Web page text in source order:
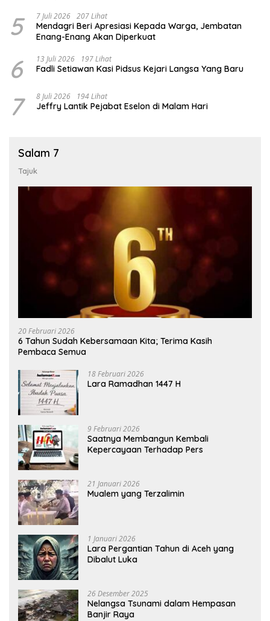
5 7 Juli 2026 207 Lihat
Mendagri Beri Apresiasi Kepada Warga, Jembatan
Enang-Enang Akan Diperkuat
6 13 Juli 2026 197 Lihat
Fadli Setiawan Kasi Pidsus Kejari Langsa Yang Baru
7 8 Juli 2026 194 Lihat
Jeffry Lantik Pejabat Eselon di Malam Hari
Salam 7
Tajuk
20 Februari 2026
6 Tahun Sudah Kebersamaan Kita; Terima Kasih
Pembaca Semua
18 Februari 2026
Lara Ramadhan 1447 H
9 Februari 2026
Saatnya Membangun Kembali
Kepercayaan Terhadap Pers
21 Januari 2026
Mualem yang Terzalimin
1 Januari 2026
Lara Pergantian Tahun di Aceh yang
Dibalut Luka
26 Desember 2025
Nelangsa Tsunami dalam Hempasan
Banjir Raya